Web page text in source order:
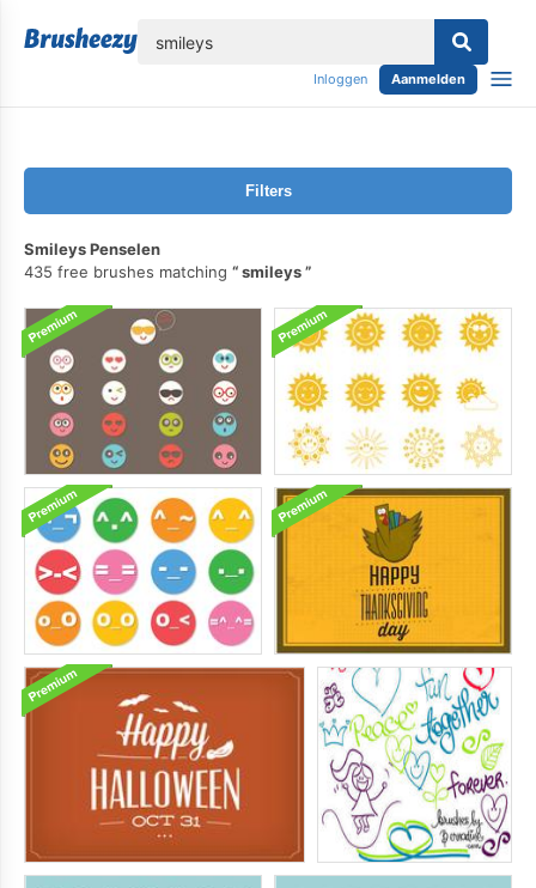
Inloggen Aanmelden
Filters
Smileys Penselen
435 free brushes matching
smileys